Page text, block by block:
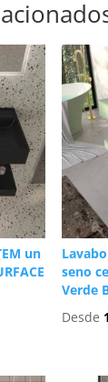
un
seno
Verde
Desde